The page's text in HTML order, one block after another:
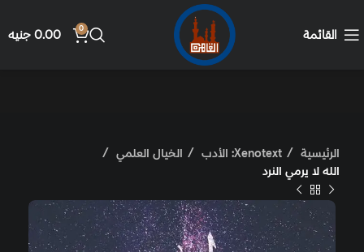
القائمة 0
0.00 جنيه
الرئيسية Xenotext: الأدب
الخيال العلمي
الله لا يرمي النرد